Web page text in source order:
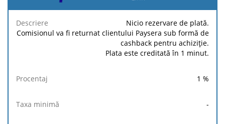
Descriere
Taxa
minimă
Taxa
maximă
Taxa
fixă
Nicio rezervare de plată.
Comisionul va fi returnat clientului Paysera sub formă de
cashback pentru achiziție.
Plata este creditată în 1 minut.
1 %
-